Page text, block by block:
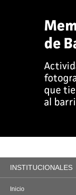
INSTITUCIONALES
Inicio